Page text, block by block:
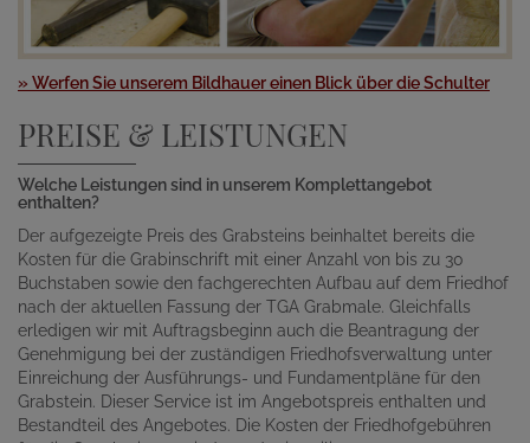
» Werfen Sie unserem Bildhauer einen Blick über die Schulter
PREISE & LEISTUNGEN
Welche Leistungen sind in unserem Komplettangebot
enthalten?
Der aufgezeigte Preis des Grabsteins beinhaltet bereits die
Kosten für die Grabinschrift mit einer Anzahl von bis zu 30
Buchstaben sowie den fachgerechten Aufbau auf dem Friedhof
nach der aktuellen Fassung der TGA Grabmale. Gleichfalls
erledigen wir mit Auftragsbeginn auch die Beantragung der
Genehmigung bei der zuständigen Friedhofsverwaltung unter
Einreichung der Ausführungs- und Fundamentpläne für den
Grabstein. Dieser Service ist im Angebotspreis enthalten und
Bestandteil des Angebotes. Die Kosten der Friedhofgebühren